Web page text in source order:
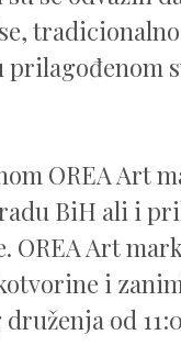
OREA Art
BiH ali i
OREA Art
i
od